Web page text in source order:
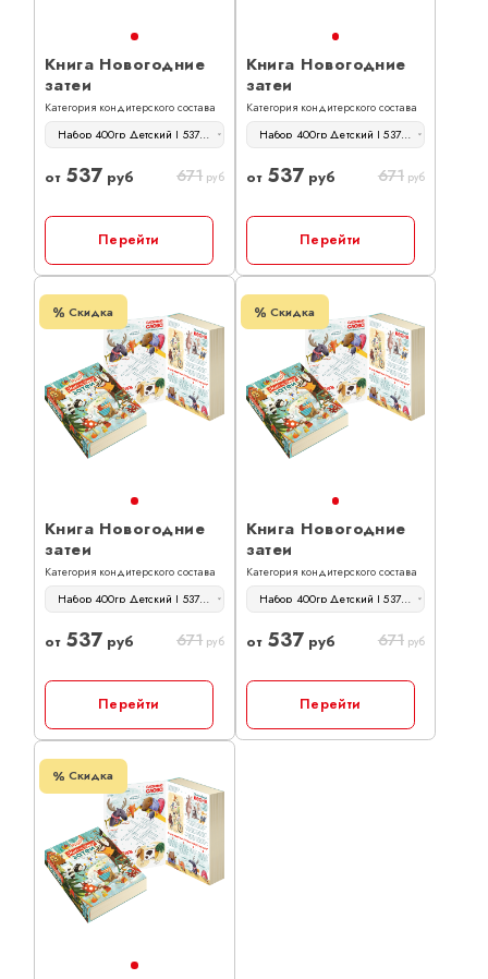
Книга Новогодние
затеи
Категория кондитерского состава
Набор 400гр Детский | 537 руб
от 537 руб 671 руб
Перейти
Книга Новогодние
затеи
Категория кондитерского состава
Набор 400гр Детский | 537 руб
от 537 руб 671 руб
Перейти
Скидка
Книга Новогодние
затеи
Категория кондитерского состава
Набор 400гр Детский | 537 руб
от 537 руб 671 руб
Перейти
Скидка
Книга Новогодние
затеи
Категория кондитерского состава
Набор 400гр Детский | 537 руб
от 537 руб 671 руб
Перейти
Скидка